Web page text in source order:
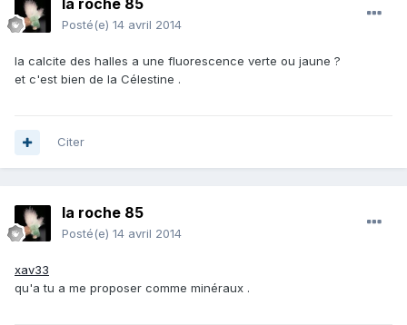
la roche 85
Posté(e) 14 avril 2014
la calcite des halles a une fluorescence verte ou jaune ?
et c'est bien de la Célestine .
Citer
la roche 85
Posté(e) 14 avril 2014
xav33
qu'a tu a me proposer comme minéraux .